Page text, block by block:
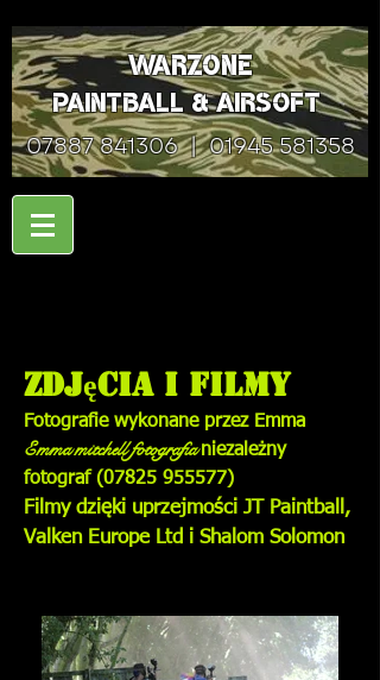
07887 841306|01945 581358
Paintball & Airsoft
Warzone
Zdjęcia i filmy
Fotografie wykonane przez Emma
Emmamitchell fotografia niezależny
fotograf (07825 955577)
Filmy dzięki uprzejmości JT Paintball,
Valken Europe Ltd i Shalom Solomon